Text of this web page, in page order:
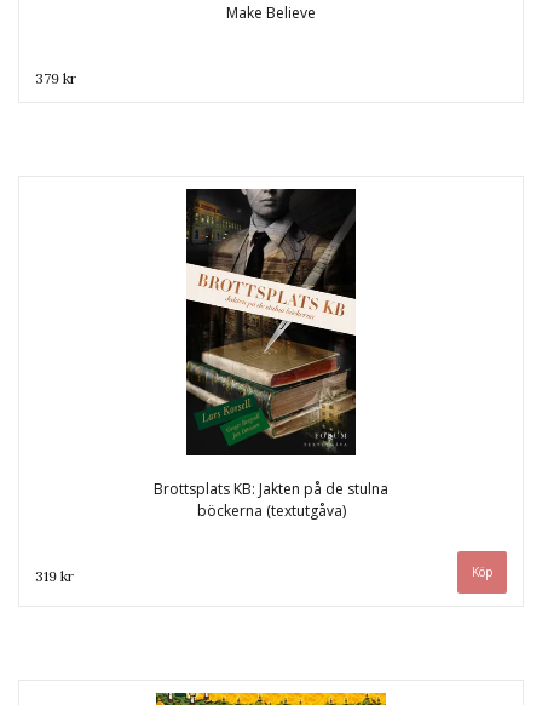
Make Believe
379 kr
Brottsplats KB: Jakten på de stulna
böckerna (textutgåva)
319 kr